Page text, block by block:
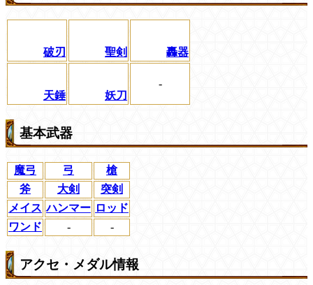
破刃 聖剣 轟器
天錘 妖刀
-
基本武器
魔弓 弓
槍
斧
大剣
突剣
メイス ハンマー ロッド
ワンド
- -
アクセ・メダル情報